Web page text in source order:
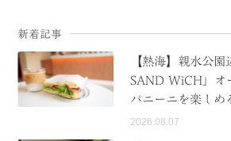
新着記事
【熱海】親水公
SAND WiCH」オ
パニーニを楽しめ
2026.08.07